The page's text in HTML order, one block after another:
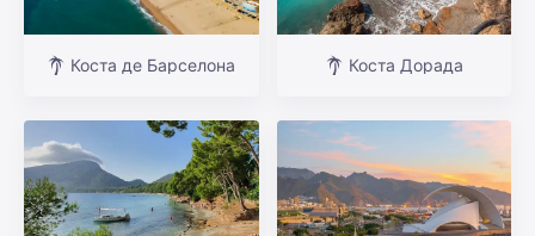
Коста де Барселона Коста Дорада